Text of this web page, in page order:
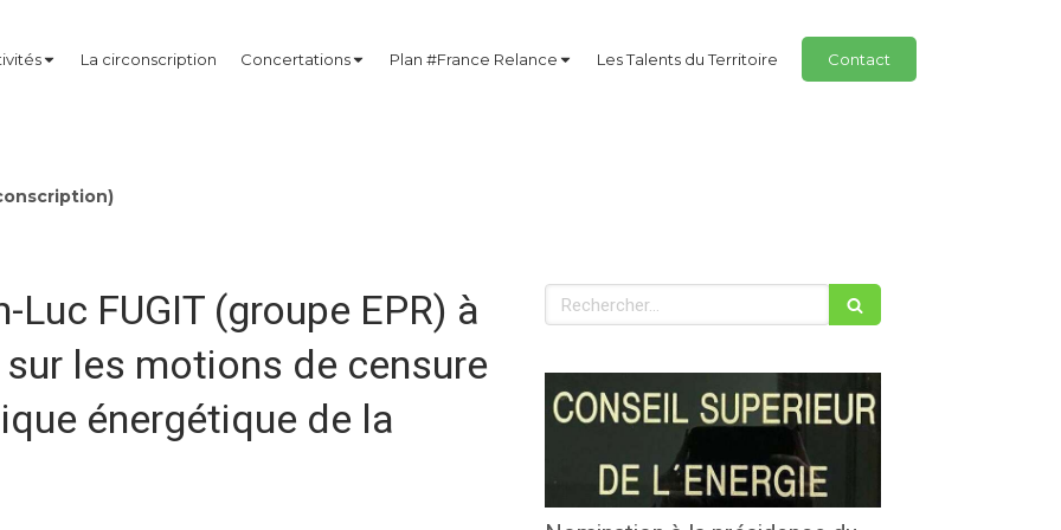
La circonscription Concertations Plan #France Relance Les Talents du Territoire Contact
FUGIT (groupe EPR) à
les motions de censure
énergétique de la
Rechercher